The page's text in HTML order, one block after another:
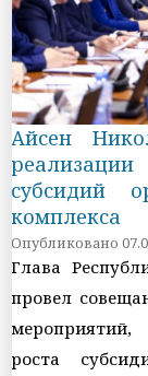
Айсен
субсидий
комплекса
Опубликовано
Глава
провел
роста